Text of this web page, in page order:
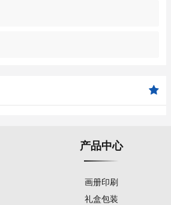
产品中心
画册印刷
礼盒包装